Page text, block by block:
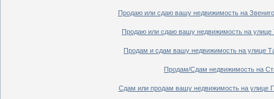
Продаю или сдаю вашу недвижимость на
Продаю или сдаю вашу недвижимость на улице
Продам и сдам вашу недвижимость на улице
Продам/Сдам недвижимость на
Сдам или продам вашу недвижимость на улице